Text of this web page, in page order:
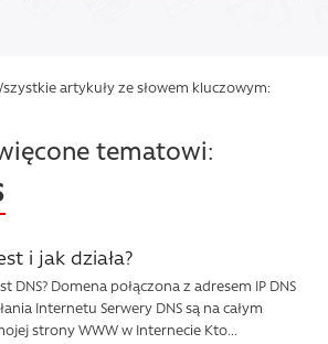
artykuły ze słowem kluczowym:
tematowi:
i jak działa?
DNS? Domena połączona z adresem IP DNS
Internetu Serwery DNS są na całym
strony WWW w Internecie Kto...